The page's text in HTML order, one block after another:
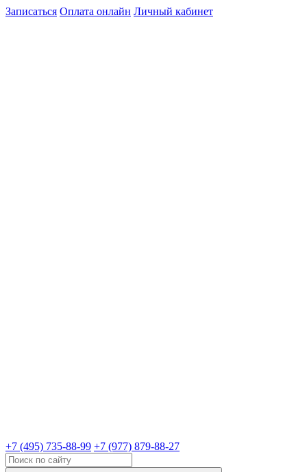
Записаться Оплата онлайн Личный кабинет
+7 (495) 735-88-99 +7 (977) 879-88-27